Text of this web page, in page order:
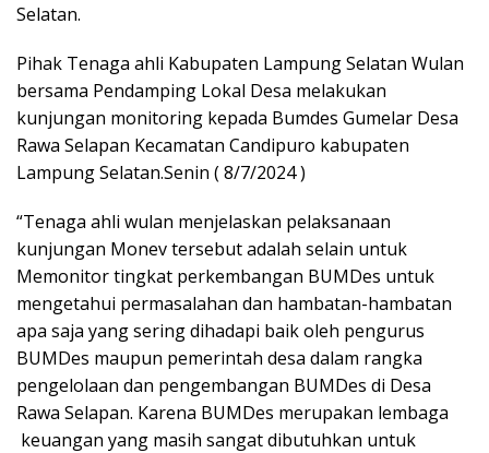
Selatan.
Pihak Tenaga ahli Kabupaten Lampung Selatan Wulan
bersama Pendamping Lokal Desa melakukan
kunjungan monitoring kepada Bumdes Gumelar Desa
Rawa Selapan Kecamatan Candipuro kabupaten
Lampung Selatan.Senin ( 8/7/2024 )
“Tenaga ahli wulan menjelaskan pelaksanaan
kunjungan Monev tersebut adalah selain untuk
Memonitor tingkat perkembangan BUMDes untuk
mengetahui permasalahan dan hambatan-hambatan
apa saja yang sering dihadapi baik oleh pengurus
BUMDes maupun pemerintah desa dalam rangka
pengelolaan dan pengembangan BUMDes di Desa
Rawa Selapan. Karena BUMDes merupakan lembaga
keuangan yang masih sangat dibutuhkan untuk